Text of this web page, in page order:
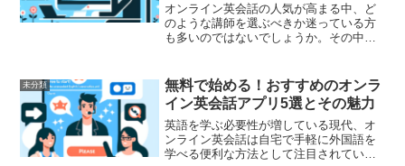
オンライン英会話の人気が高まる中、ど
のような講師を選ぶべきか迷っている方
も多いのではないでしょうか。その中で
し、さらにおすすめのプラットフォーム
をいくつか挙げてみたいと思...
未分類
無料で始める！おすすめのオンラ
イン英会話アプリ5選とその魅力
英語を学ぶ必要性が増している現代、オ
ンライン英会話は自宅で手軽に外国語を
学べる便利な方法として注目されていま